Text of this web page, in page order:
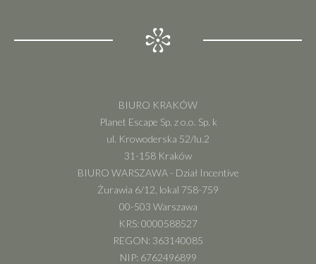
BIURO KRAKÓW
Planet Escape Sp. z o.o. Sp. k
ul. Krowoderska 52/lu.2
31-158 Kraków
BIURO WARSZAWA - Dział Incentive
Żurawia 6/12, lokal 758-759
00-503 Warszawa
KRS: 0000588527
REGON: 363140085
NIP: 6762496899